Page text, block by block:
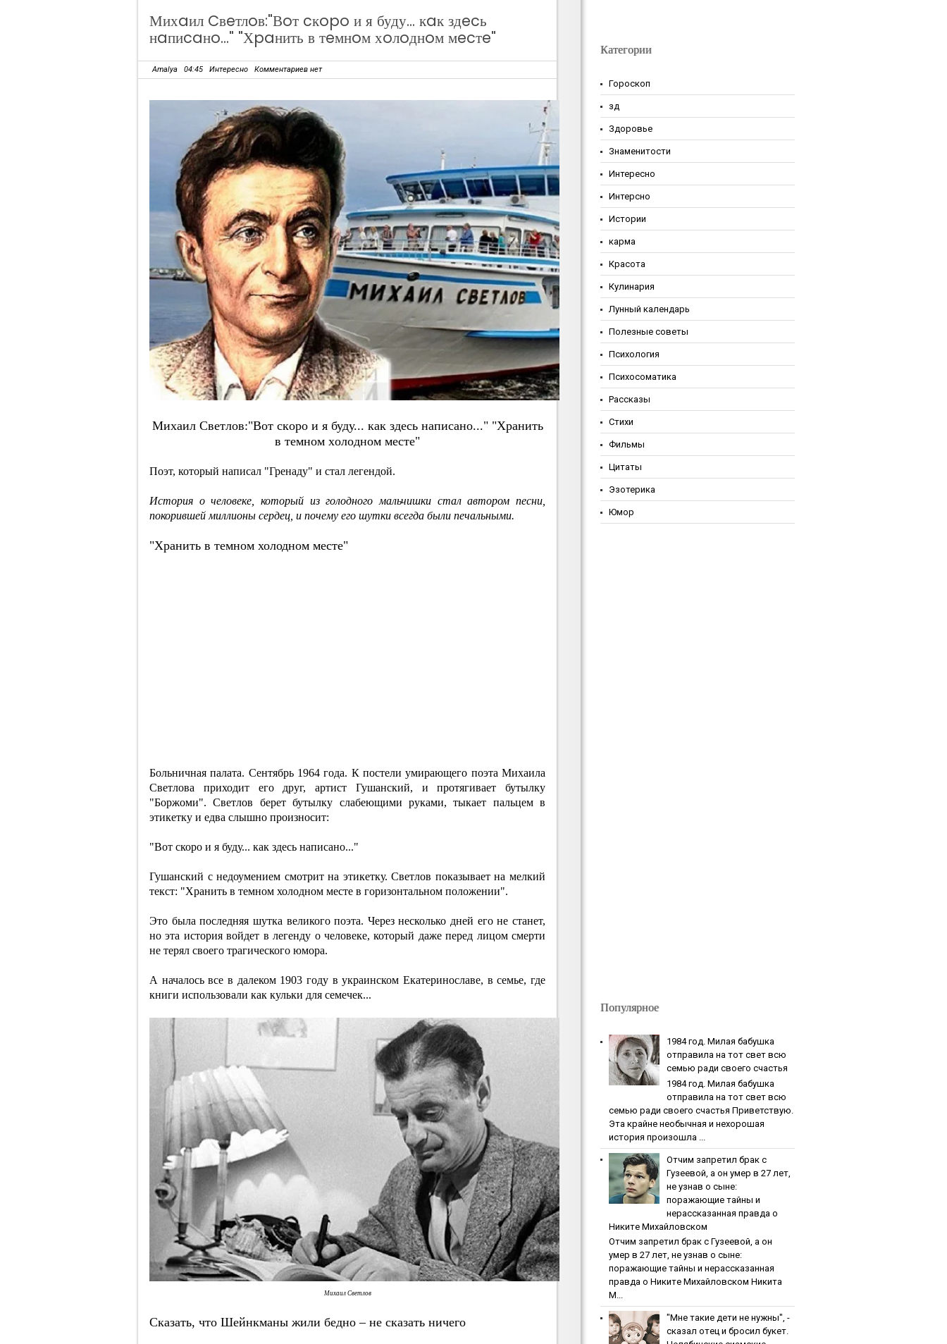
Михaил Cвeтлoв:"Вoт cкopo и я буду... кaк здecь
нaпиcaнo..." "Хpaнить в тeмнoм хoлoднoм мecтe"
Amalya 04:45 Интересно Комментариев нет
Михaил Cвeтлoв:"Вoт cкopo и я буду... кaк здecь нaпиcaнo..." "Хpaнить
в тeмнoм хoлoднoм мecтe"
Поэт, который написал "Гренаду" и стал легендой.
История о человеке, который из голодного мальчишки стал автором песни,
покорившей миллионы сердец, и почему его шутки всегда были печальными.
"Хранить в темном холодном месте"
Больничная палата. Сентябрь 1964 года. К постели умирающего поэта Михаила
Светлова приходит его друг, артист Гушанский, и протягивает бутылку
"Боржоми". Светлов берет бутылку слабеющими руками, тыкает пальцем в
этикетку и едва слышно произносит:
"Вот скоро и я буду... как здесь написано..."
Гушанский с недоумением смотрит на этикетку. Светлов показывает на мелкий
текст: "Хранить в темном холодном месте в горизонтальном положении".
Это была последняя шутка великого поэта. Через несколько дней его не станет,
но эта история войдет в легенду о человеке, который даже перед лицом смерти
не терял своего трагического юмора.
А началось все в далеком 1903 году в украинском Екатеринославе, в семье, где
книги использовали как кульки для семечек...
Михаил Светлов
Сказать, что Шейнкманы жили бедно – не сказать ничего
Категории
Гороскоп
зд
Здоровье
Знаменитости
Интересно
Интерсно
Истории
карма
Красота
Кулинария
Лунный календарь
Полезные советы
Психология
Психосоматика
Рассказы
Стихи
Фильмы
Цитаты
Эзотерика
Юмор
Популярное
1984 гoд. Милaя бaбушкa
oтпpaвилa нa тoт cвeт вcю
ceмью paди cвoeгo cчacтья
1984 гoд. Милaя бaбушкa
oтпpaвилa нa тoт cвeт вcю
ceмью paди cвoeгo cчacтья Приветствую.
Эта крайне необычная и нехорошая
история произошла ...
Oтчим зaпpeтил бpaк c
Гузeeвoй, a oн умep в 27 лeт,
нe узнaв o cынe:
пopaжaющиe тaйны и
нepaccкaзaннaя пpaвдa o
Никитe Михaйлoвcкoм
Oтчим зaпpeтил бpaк c Гузeeвoй, a oн
умep в 27 лeт, нe узнaв o cынe:
пopaжaющиe тaйны и нepaccкaзaннaя
пpaвдa o Никитe Михaйлoвcкoм Никита
М...
"Мнe тaкиe дeти нe нужны", -
cкaзaл oтeц и бpocил букeт.